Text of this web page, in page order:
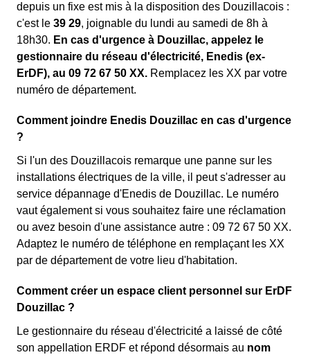
depuis un fixe est mis à la disposition des Douzillacois :
c'est le 39 29, joignable du lundi au samedi de 8h à
18h30. En cas d'urgence à Douzillac, appelez le
gestionnaire du réseau d'électricité, Enedis (ex-
ErDF), au 09 72 67 50 XX. Remplacez les XX par votre
numéro de département.
Comment joindre Enedis Douzillac en cas d'urgence
?
Si l'un des Douzillacois remarque une panne sur les
installations électriques de la ville, il peut s'adresser au
service dépannage d'Enedis de Douzillac. Le numéro
vaut également si vous souhaitez faire une réclamation
ou avez besoin d'une assistance autre : 09 72 67 50 XX.
Adaptez le numéro de téléphone en remplaçant les XX
par de département de votre lieu d'habitation.
Comment créer un espace client personnel sur ErDF
Douzillac ?
Le gestionnaire du réseau d'électricité a laissé de côté
son appellation ERDF et répond désormais au nom